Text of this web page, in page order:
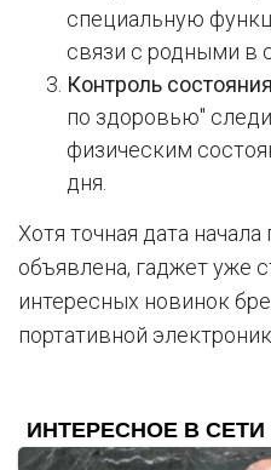
специальную
связи с родными в
Контроль состояния
по здоровью"
физическим
дня.
Хотя точная дата
объявлена, гаджет уже
интересных новинок
портативной